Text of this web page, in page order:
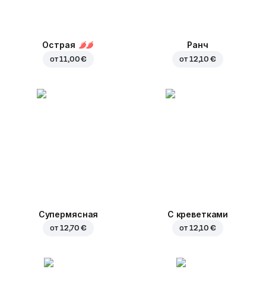
Острая
от11,00 €
Ранч
от 12,10 €
Супермясная
от 12,70 €
С креветками
от 12,10 €